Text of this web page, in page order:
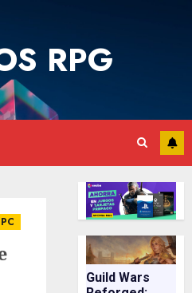
RPG
Guild Wars